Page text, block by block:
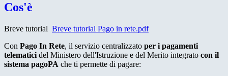
Cos'è
Breve tutorial Breve tutorial Pago in rete.pdf
Con Pago In Rete, il servizio centralizzato per i pagamenti
telematici del Ministero dell'Istruzione e del Merito integrato con il
sistema pagoPA che ti permette di pagare: